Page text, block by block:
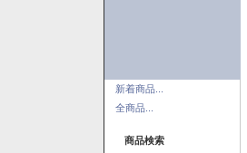
新着商品...
全商品...
商品検索